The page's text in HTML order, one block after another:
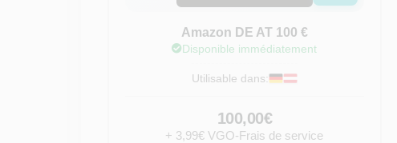
Amazon DE AT 100 €
Disponible immédiatement
Utilisable dans:
100,00€
+ 3,99€ VGO-Frais de service